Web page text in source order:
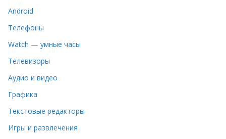
Android
Телефоны
Watch — умные часы
Телевизоры
Аудио и видео
Графика
Текстовые редакторы
Игры и развлечения